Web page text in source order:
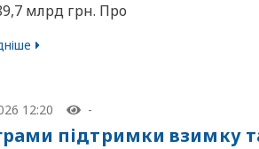
млрд грн. Про
12:20 -
підтримки взимку